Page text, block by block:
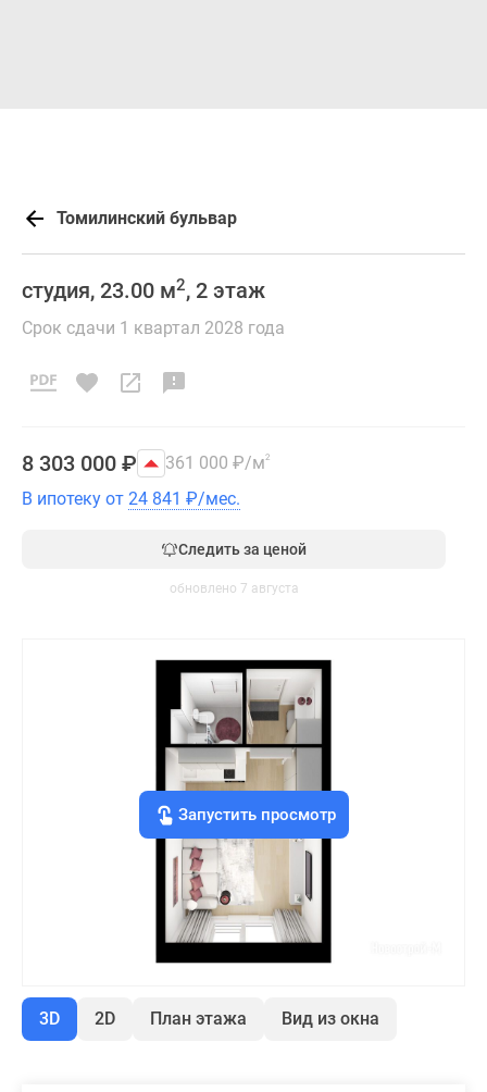
Томилинский бульвар
студия, 23.00 м2, 2 этаж
Срок сдачи 1 квартал 2028 года
8 303 000 ₽ 361 000 ₽/м2
В ипотеку от 24 841 ₽/мес.
Следить за ценой
обновлено 7 августа
Запустить просмотр
3D 2D План этажа Вид из окна